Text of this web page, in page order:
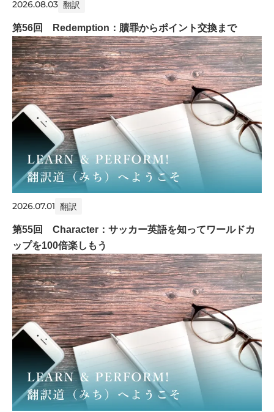
2026.08.03 翻訳
第56回 Redemption：贖罪からポイント交換まで
2026.07.01 翻訳
第55回 Character：サッカー英語を知ってワールドカ
ップを100倍楽しもう